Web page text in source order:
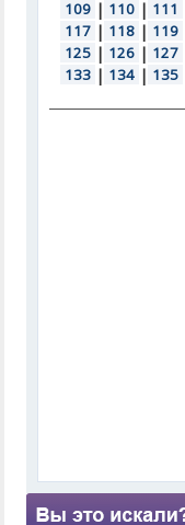
109 | 110 | 111
117 | 118 | 119
125 | 126 | 127
133 | 134 | 135